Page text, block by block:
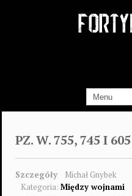
PZ. W. 755, 745 I
Szczegóły
Michał Gnybek
Kategoria: Między wojnami